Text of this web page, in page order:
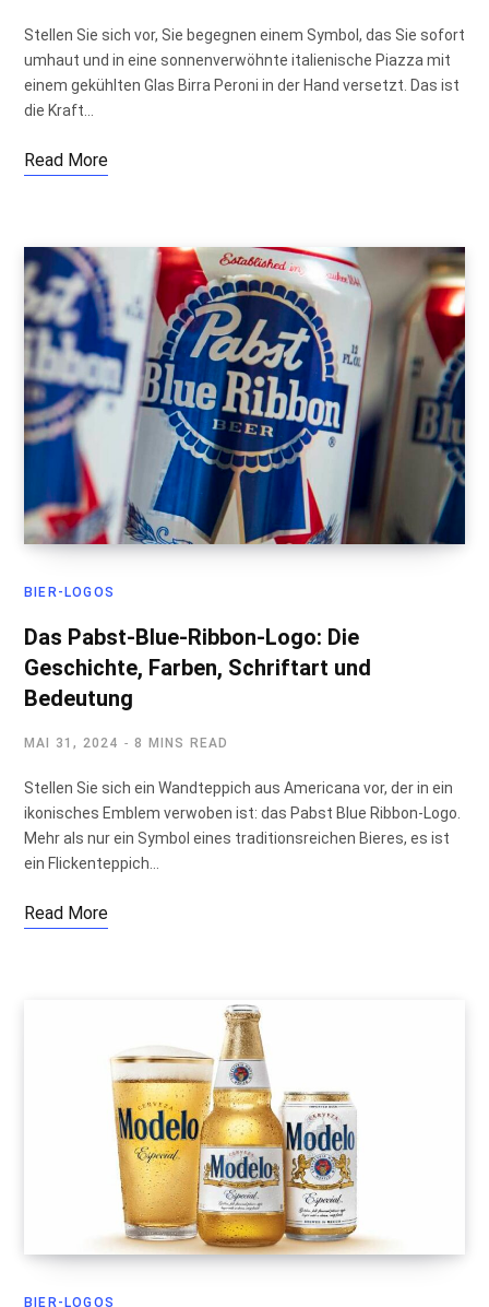
Stellen Sie sich vor, Sie begegnen einem Symbol, das Sie sofort
umhaut und in eine sonnenverwöhnte italienische Piazza mit
einem gekühlten Glas Birra Peroni in der Hand versetzt. Das ist
die Kraft…
Read More
BIER-LOGOS
Das Pabst-Blue-Ribbon-Logo: Die
Geschichte, Farben, Schriftart und
Bedeutung
MAI 31, 2024 8 MINS READ
Stellen Sie sich ein Wandteppich aus Americana vor, der in ein
ikonisches Emblem verwoben ist: das Pabst Blue Ribbon-Logo.
Mehr als nur ein Symbol eines traditionsreichen Bieres, es ist
ein Flickenteppich…
Read More
BIER-LOGOS